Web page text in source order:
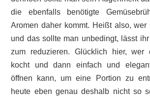
die ebenfalls benötigte
Aromen daher kommt. Heißt also, wer
und das sollte man unbedingt, lässt
zum reduzieren. Glücklich hier, wer
kocht und dann einfach und
öffnen kann, um eine Portion zu
heute eben genau deshalb nicht so